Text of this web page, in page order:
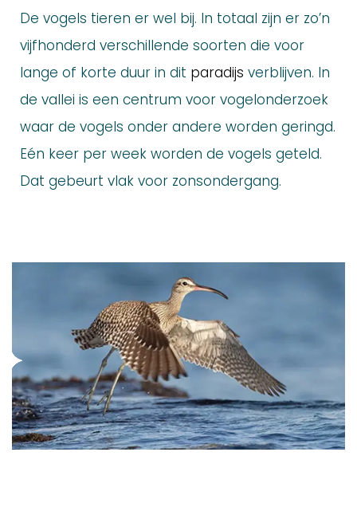
De vogels tieren er wel bij. In totaal zijn er zo’n
vijfhonderd verschillende soorten die voor
lange of korte duur in dit paradijs verblijven. In
de vallei is een centrum voor vogelonderzoek
waar de vogels onder andere worden geringd.
Eén keer per week worden de vogels geteld.
Dat gebeurt vlak voor zonsondergang.